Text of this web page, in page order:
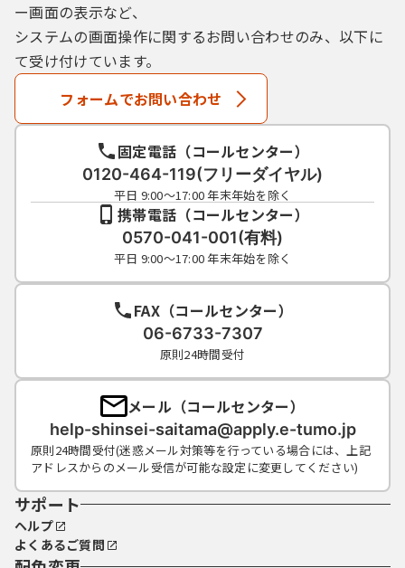
（２）住所、氏名、メールアドレス等に変更
があった場合は変更手続を行ってください。
（３）本システムは、利用者が登録したメー
ルアドレスへＵＲＬを送信します。利用者
は、メールに記載されているＵＲＬにアクセ
スすることで、本登録を行います。
（４）利用者登録にて登録された情報は、構
成団体にて管理されます。
（５）利用者は、登録した利用者情報を使用
しなくなった場合に削除をすることができま
４ 利用者ＩＤ・パスワード等の管理
利用者は、次の事項をご確認ください。
びパスワード（申請データ用）は、他者に知
られないように管理してください。
（２）他者からのパスワード等の照会には応
じないでください。
（３）安全性をより高めるため、パスワード
は、定期的に変更してください。
（４）利用者ＩＤ、パスワードは、再発行し
ません。なお、利用者ＩＤ、パスワードを紛
失し、盗難に遭い、又は不正使用されたこと
ー画面の表示など、
システムの画面操作に関するお問い合わせのみ、以下に
て受け付けています。
フォームでお問い合わせ
固定電話（コールセンター）
0120-464-119(フリーダイヤル)
平日 9:00～17:00 年末年始を除く
携帯電話（コールセンター）
0570-041-001(有料)
平日 9:00～17:00 年末年始を除く
FAX（コールセンター）
06-6733-7307
原則24時間受付
メール（コールセンター）
help-shinsei-saitama@apply.e-tumo.jp
原則24時間受付(迷惑メール対策等を行っている場合には、上記
アドレスからのメール受信が可能な設定に変更してください)
サポート
ヘルプ
よくあるご質問